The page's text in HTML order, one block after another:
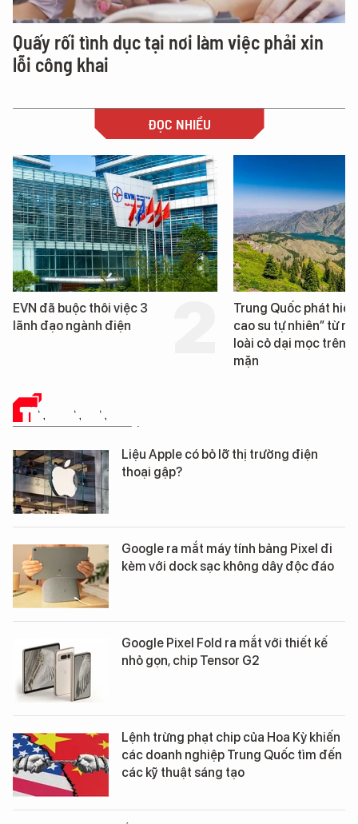
Quấy rối tình dục tại nơi làm việc phải xin
lỗi công khai
ĐỌC NHIỀU
Trung Quốc phát hiện “mỏ
cao su tự nhiên” từ một
Loạt dự án bất động
Đà Nẵng sắp bị kiểm
TIN CÔNG NGHỆ
Liệu Apple có bỏ lỡ thị trường điện
thoại gập?
Google ra mắt máy tính bảng Pixel đi
kèm với dock sạc không dây độc đáo
Google Pixel Fold ra mắt với thiết kế
nhỏ gọn, chip Tensor G2
Lệnh trừng phạt chip của Hoa Kỳ khiến
các doanh nghiệp Trung Quốc tìm đến
các kỹ thuật sáng tạo